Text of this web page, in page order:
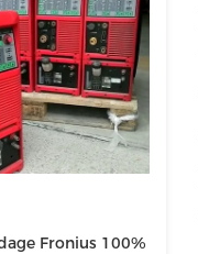
Fronius 100%